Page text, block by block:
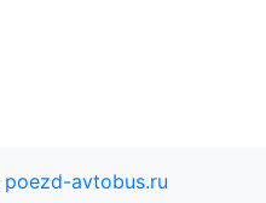
poezd-avtobus.ru